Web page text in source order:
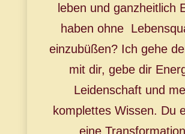
leben und ganzheitlich
haben ohne
einzubüßen? Ich gehe
mit dir, gebe dir
Leidenschaft und
komplettes Wissen. Du
eine